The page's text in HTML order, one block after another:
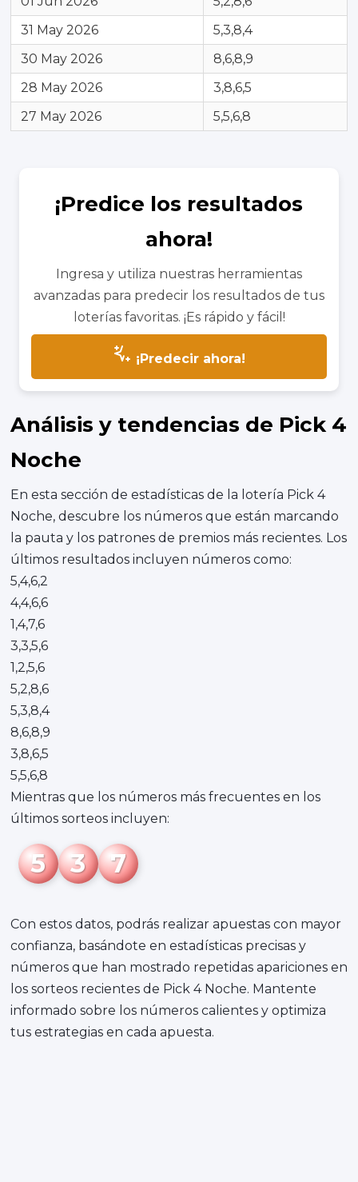
31 May 2026
5,3,8,4
30 May 2026
8,6,8,9
28 May 2026
3,8,6,5
27 May 2026
5,5,6,8
¡Predice los resultados
ahora!
Ingresa y utiliza nuestras herramientas
avanzadas para predecir los resultados de tus
loterías favoritas. ¡Es rápido y fácil!
¡Predecir ahora!
Análisis y tendencias de Pick 4
Noche
En esta sección de estadísticas de la lotería Pick 4
Noche, descubre los números que están marcando
la pauta y los patrones de premios más recientes. Los
últimos resultados incluyen números como:
5,4,6,2
4,4,6,6
1,4,7,6
3,3,5,6
1,2,5,6
5,2,8,6
5,3,8,4
8,6,8,9
3,8,6,5
5,5,6,8
Mientras que los números más frecuentes en los
últimos sorteos incluyen:
5 3 7
Con estos datos, podrás realizar apuestas con mayor
confianza, basándote en estadísticas precisas y
números que han mostrado repetidas apariciones en
los sorteos recientes de Pick 4 Noche. Mantente
informado sobre los números calientes y optimiza
tus estrategias en cada apuesta.